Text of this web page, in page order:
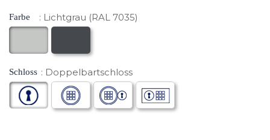
Farbe Lichtgrau (RAL 7035)
Schloss Doppelbartschloss